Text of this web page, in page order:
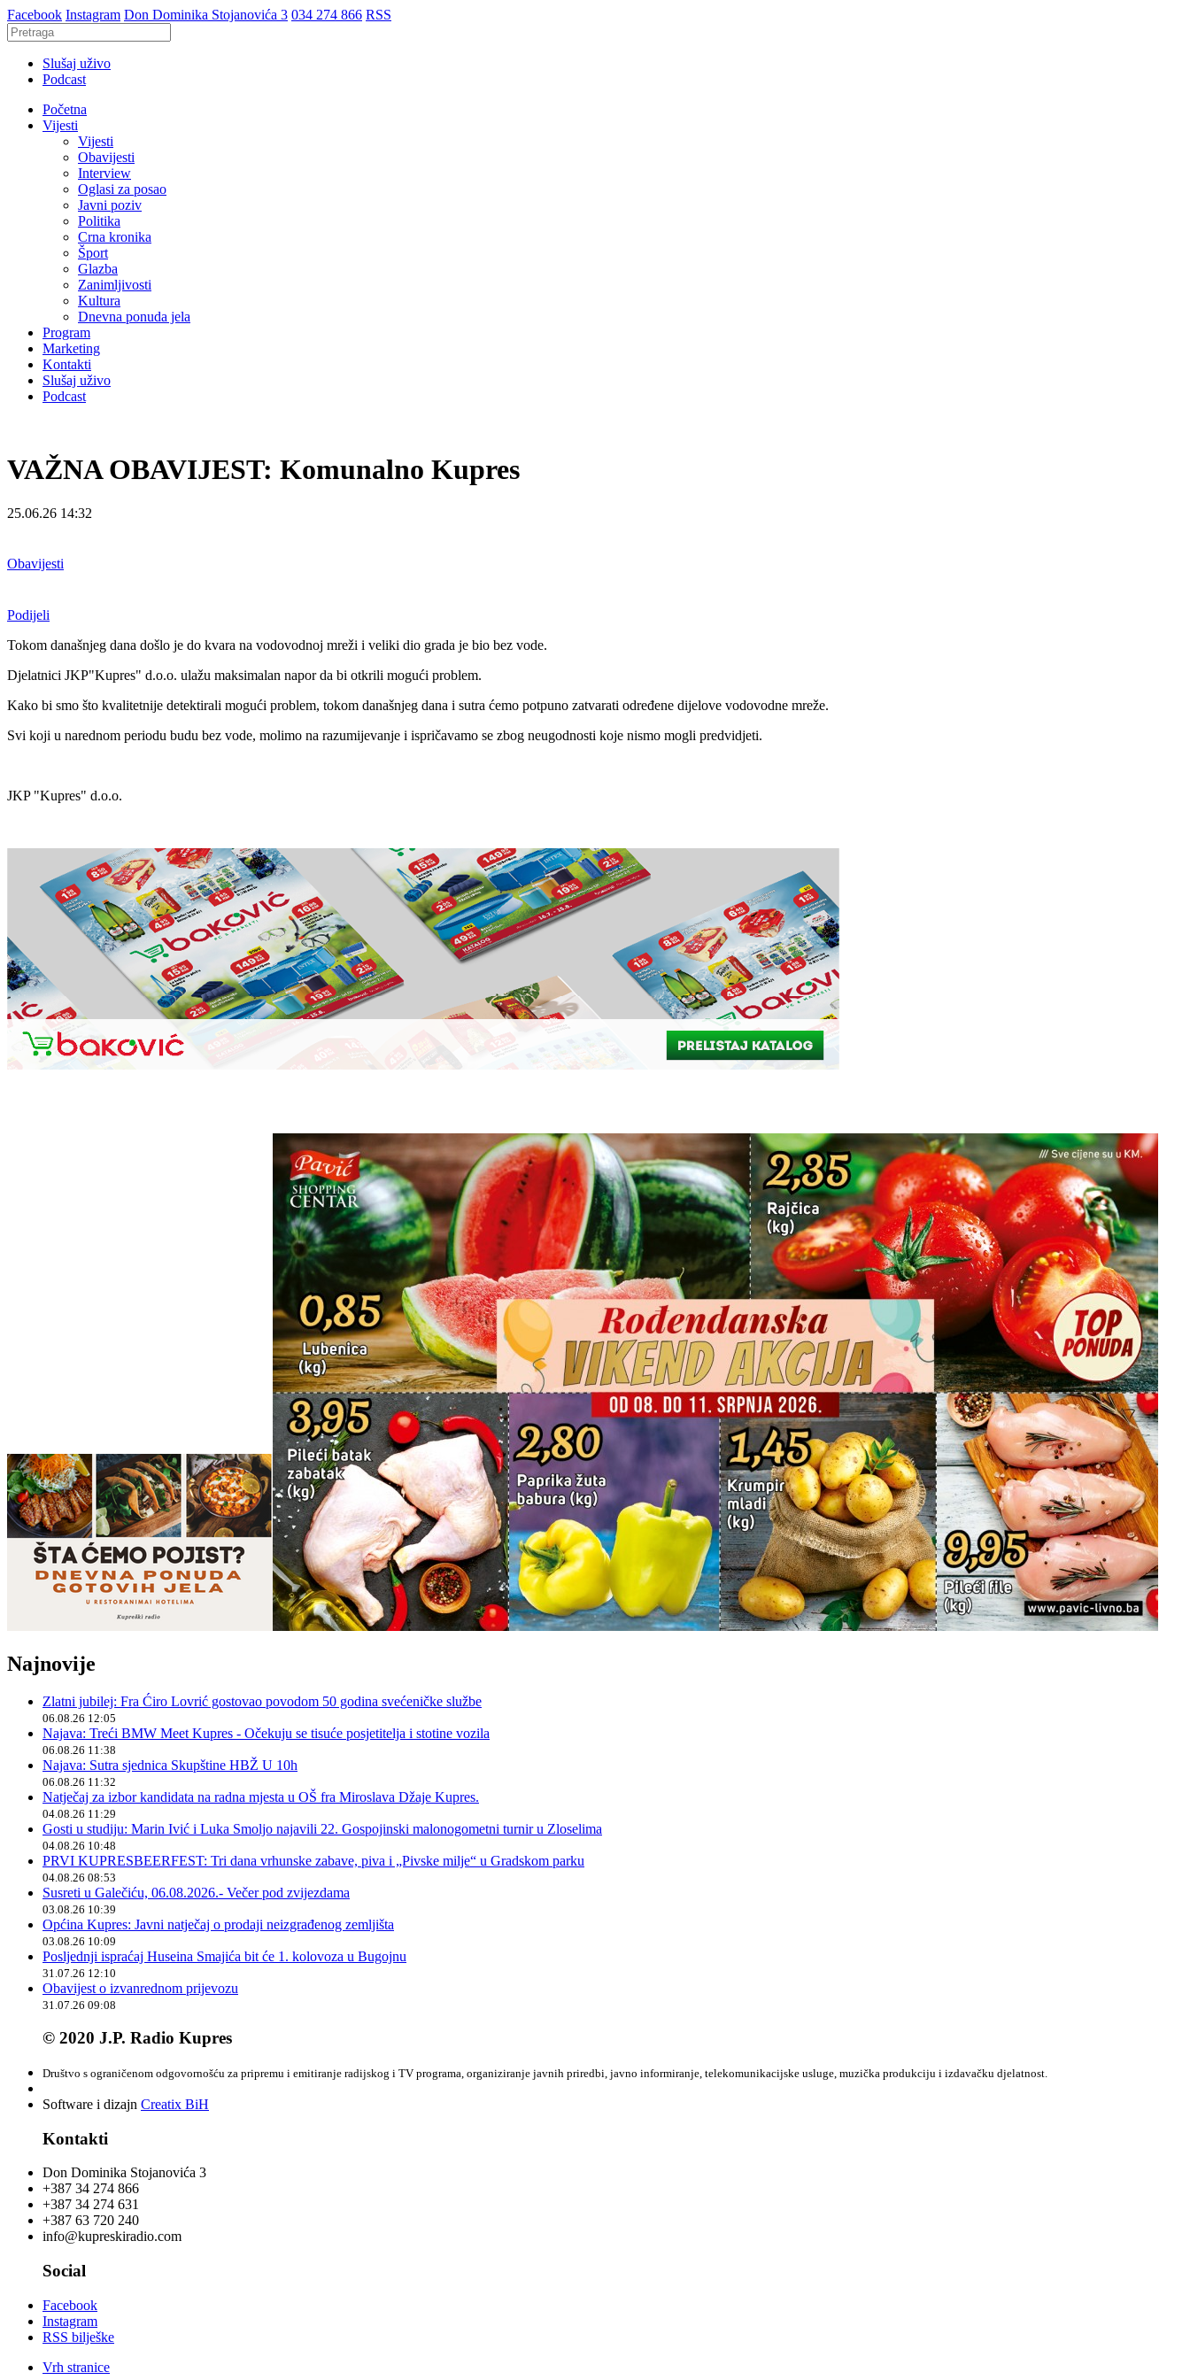
Facebook Instagram Don Dominika Stojanovića 3 034 274 866 RSS
Slušaj uživo
Podcast
Početna
Vijesti
Vijesti
Obavijesti
Interview
Oglasi za posao
Javni poziv
Politika
Crna kronika
Šport
Glazba
Zanimljivosti
Kultura
Dnevna ponuda jela
Program
Marketing
Kontakti
Slušaj uživo
Podcast
VAŽNA OBAVIJEST: Komunalno Kupres
25.06.26 14:32
Obavijesti
Podijeli
Tokom današnjeg dana došlo je do kvara na vodovodnoj mreži i veliki dio grada je bio bez vode.
Djelatnici JKP"Kupres" d.o.o. ulažu maksimalan napor da bi otkrili mogući problem.
Kako bi smo što kvalitetnije detektirali mogući problem, tokom današnjeg dana i sutra ćemo potpuno zatvarati određene dijelove vodovodne mreže.
Svi koji u narednom periodu budu bez vode, molimo na razumijevanje i ispričavamo se zbog neugodnosti koje nismo mogli predvidjeti.
JKP "Kupres" d.o.o.
Najnovije
Zlatni jubilej: Fra Ćiro Lovrić gostovao povodom 50 godina svećeničke službe
06.08.26 12:05
Najava: Treći BMW Meet Kupres - Očekuju se tisuće posjetitelja i stotine vozila
06.08.26 11:38
Najava: Sutra sjednica Skupštine HBŽ U 10h
06.08.26 11:32
Natječaj za izbor kandidata na radna mjesta u OŠ fra Miroslava Džaje Kupres.
04.08.26 11:29
Gosti u studiju: Marin Ivić i Luka Smoljo najavili 22. Gospojinski malonogometni turnir u Zloselima
04.08.26 10:48
PRVI KUPRESBEERFEST: Tri dana vrhunske zabave, piva i „Pivske milje“ u Gradskom parku
04.08.26 08:53
Susreti u Galečiću, 06.08.2026.- Večer pod zvijezdama
03.08.26 10:39
Općina Kupres: Javni natječaj o prodaji neizgrađenog zemljišta
03.08.26 10:09
Posljednji ispraćaj Huseina Smajića bit će 1. kolovoza u Bugojnu
31.07.26 12:10
Obavijest o izvanrednom prijevozu
31.07.26 09:08
© 2020 J.P. Radio Kupres
Društvo s ograničenom odgovornošću za pripremu i emitiranje radijskog i TV programa, organiziranje javnih priredbi, javno informiranje, telekomunikacijske usluge, muzička produkciju i izdavačku djelatnost.
Software i dizajn Creatix BiH
Kontakti
Don Dominika Stojanovića 3
+387 34 274 866
+387 34 274 631
+387 63 720 240
info@kupreskiradio.com
Social
Facebook
Instagram
RSS bilješke
Vrh stranice